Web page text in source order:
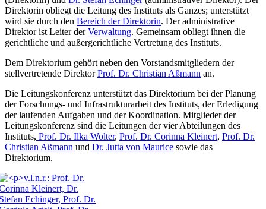
Direktorin obliegt die Leitung des Instituts als Ganzes; unterstützt
wird sie durch den Bereich der Direktorin. Der administrative
Direktor ist Leiter derVerwaltung. Gemeinsam obliegt ihnen die
gerichtliche und außergerichtliche Vertretung des Instituts.
Dem Direktorium gehört neben den Vorstandsmitgliedern der
stellvertretende DirektorProf. Dr. Christian Aßmann an.
Die Leitungskonferenz unterstützt das Direktorium bei der Planung
der Forschungs- und Infrastrukturarbeit des Instituts, der Erledigung
der laufenden Aufgaben und der Koordination. Mitglieder der
Leitungskonferenz sind die Leitungen der vier Abteilungen des
Instituts, Prof. Dr. Ilka Wolter, Prof. Dr. Corinna Kleinert, Prof. Dr.
Christian Aßmann und Dr. Jutta von Maurice sowie das
Direktorium.